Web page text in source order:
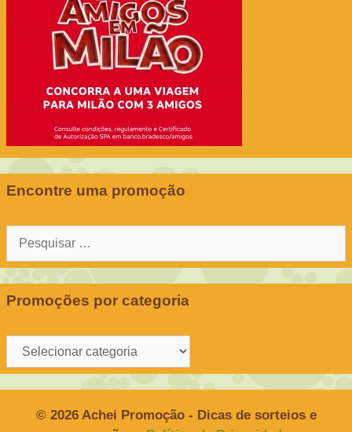
Encontre uma promoção
Pesquisar
Promoções por categoria
Promoções
por
© 2026 Achei Promoção - Dicas de sorteios e